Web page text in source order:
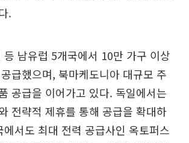
.
등 남유럽 5개국에서 10만 가구 이상
급했으며, 북마케도니아 대규모 주
공급을 이어가고 있다. 독일에서는
전략적 제휴를 통해 공급을 확대하
에서도 최대 전력 공급사인 옥토퍼스